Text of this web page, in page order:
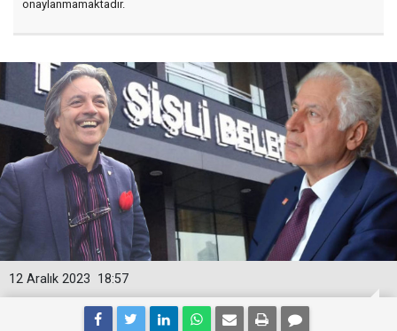
onaylanmamaktadır.
18:57
12 Aralık 2023